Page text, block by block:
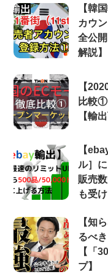
【韓
カウ
全公
解説】
【
比較①
【輸
【
ル］
販売
も受
【知
るべ
【「
プ】